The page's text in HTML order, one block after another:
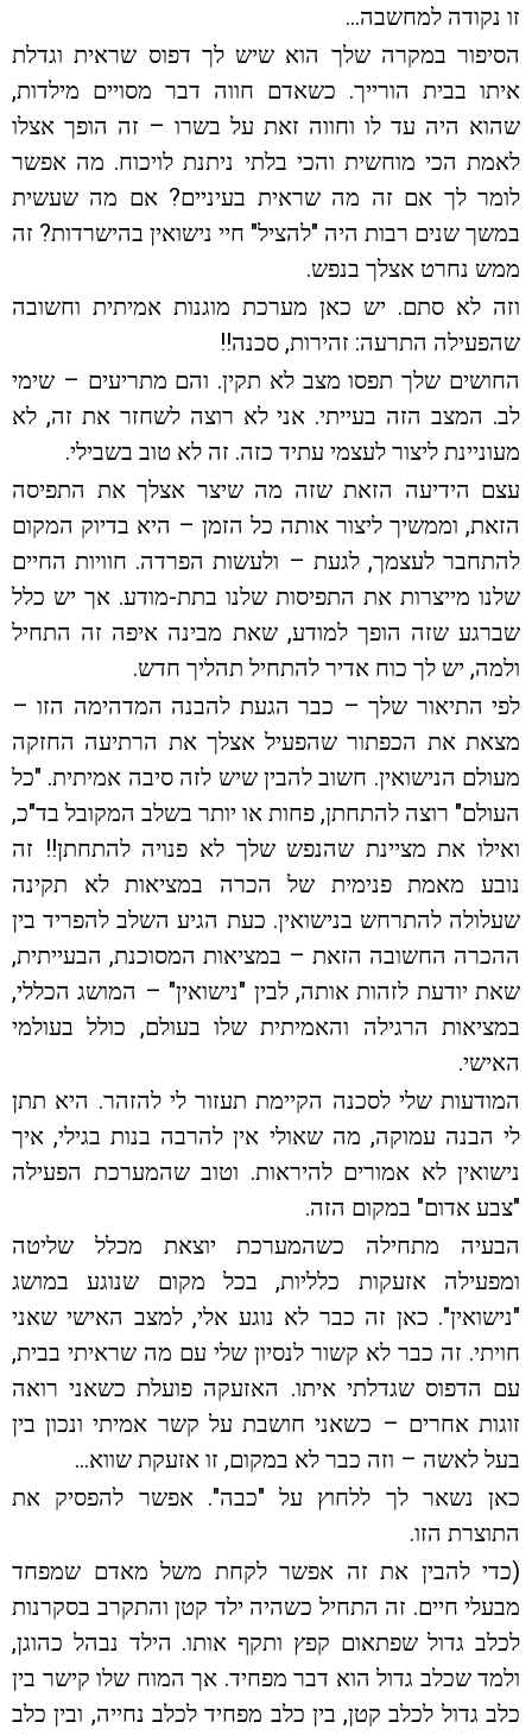
זו נקודה למחשבה…
הסיפור במקרה שלך הוא שיש לך דפוס שראית וגדלת
איתו בבית הורייך. כשאדם חווה דבר מסויים מילדות,
שהוא היה עד לו וחווה זאת על בשרו – זה הופך אצלו
לאמת הכי מוחשית והכי בלתי ניתנת לויכוח. מה אפשר
לומר לך אם זה מה שראית בעיניים? אם מה שעשית
במשך שנים רבות היה "להציל" חיי נישואין בהישרדות? זה
ממש נחרט אצלך בנפש.
וזה לא סתם. יש כאן מערכת מוגנות אמיתית וחשובה
שהפעילה התרעה: זהירות, סכנה!!
החושים שלך תפסו מצב לא תקין. והם מתריעים – שימי
לב. המצב הזה בעייתי. אני לא רוצה לשחזר את זה, לא
מעוניינת ליצור לעצמי עתיד כזה. זה לא טוב בשבילי.
עצם הידיעה הזאת שזה מה שיצר אצלך את התפיסה
הזאת, וממשיך ליצור אותה כל הזמן – היא בדיוק המקום
להתחבר לעצמך, לגעת – ולעשות הפרדה. חוויות החיים
שלנו מייצרות את התפיסות שלנו בתת-מודע. אך יש כלל
שברגע שזה הופך למודע, שאת מבינה איפה זה התחיל
ולמה, יש לך כוח אדיר להתחיל תהליך חדש.
לפי התיאור שלך – כבר הגעת להבנה המדהימה הזו –
מצאת את הכפתור שהפעיל אצלך את הרתיעה החזקה
מעולם הנישואין. חשוב להבין שיש לזה סיבה אמיתית. "כל
העולם" רוצה להתחתן, פחות או יותר בשלב המקובל בד"כ,
ואילו את מציינת שהנפש שלך לא פנויה להתחתן!! זה
נובע מאמת פנימית של הכרה במציאות לא תקינה
שעלולה להתרחש בנישואין. כעת הגיע השלב להפריד בין
ההכרה החשובה הזאת – במציאות המסוכנת, הבעייתית,
שאת יודעת לזהות אותה, לבין "נישואין" – המושג הכללי,
במציאות הרגילה והאמיתית שלו בעולם, כולל בעולמי
האישי.
המודעות שלי לסכנה הקיימת תעזור לי להזהר. היא תתן
לי הבנה עמוקה, מה שאולי אין להרבה בנות בגילי, איך
נישואין לא אמורים להיראות. וטוב שהמערכת הפעילה
"צבע אדום" במקום הזה.
הבעיה מתחילה כשהמערכת יוצאת מכלל שליטה
ומפעילה אזעקות כלליות, בכל מקום שנוגע במושג
"נישואין". כאן זה כבר לא נוגע אלי, למצב האישי שאני
חויתי. זה כבר לא קשור לנסיון שלי עם מה שראיתי בבית,
עם הדפוס שגדלתי איתו. האזעקה פועלת כשאני רואה
זוגות אחרים – כשאני חושבת על קשר אמיתי ונכון בין
בעל לאשה – וזה כבר לא במקום, זו אזעקת שווא…
כאן נשאר לך ללחוץ על "כבה". אפשר להפסיק את
התוצרת הזו.
(כדי להבין את זה אפשר לקחת משל מאדם שמפחד
מבעלי חיים. זה התחיל כשהיה ילד קטן והתקרב בסקרנות
לכלב גדול שפתאום קפץ ותקף אותו. הילד נבהל כהוגן,
ולמד שכלב גדול הוא דבר מפחיד. אך המוח שלו קישר בין
כלב גדול לכלב קטן, בין כלב מפחיד לכלב נחייה, ובין כלב